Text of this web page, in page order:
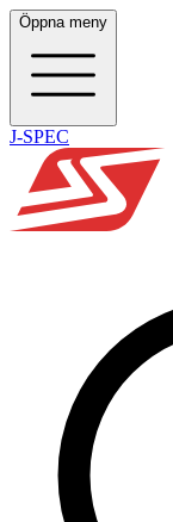
Öppna meny
J-SPEC